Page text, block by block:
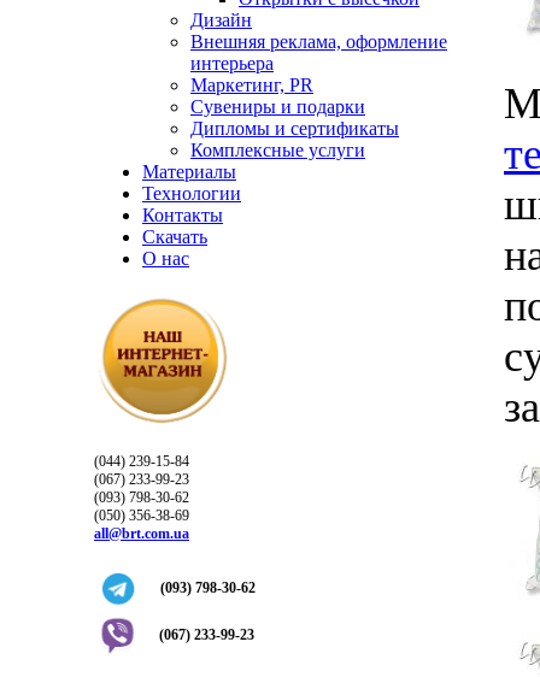
Дизайн
Внешняя реклама, оформление
интерьера
Маркетинг, PR
Сувениры и подарки
Дипломы и сертификаты
Комплексные услуги
Материалы
Технологии
Контакты
Скачать
О нас
(044) 239-15-84
(067) 233-99-23
(093) 798-30-62
(050) 356-38-69
all@brt.com.ua
(093) 798-30-62
(067) 233-99-23